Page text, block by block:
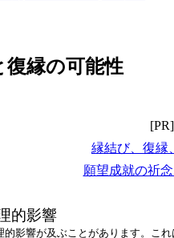
復縁の可能性
[PR]
縁結び、復縁
願望成就の祈
的影響
影響が及ぶことがあります。こ